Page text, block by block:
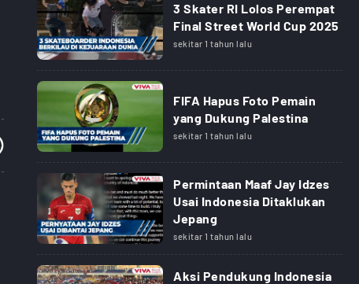
3 Skater RI Lolos Perempat
Final Street World Cup 2025
sekitar 1 tahun lalu
FIFA Hapus Foto Pemain
yang Dukung Palestina
sekitar 1 tahun lalu
Permintaan Maaf Jay Idzes
Usai Indonesia Ditaklukan
Jepang
sekitar 1 tahun lalu
Aksi Pendukung Indonesia